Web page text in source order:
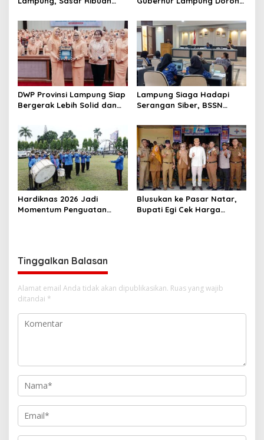
Sehat
Berbahasa Lampung
DWP Provinsi Lampung Siap
Bergerak Lebih Solid dan
Pembangunan Daerah
Lampung Siaga Hadapi
Serangan Siber, BSSN
di Kabupaten/Kota
Hardiknas 2026 Jadi
Momentum Penguatan
Blusukan ke Pasar Natar,
Bupati Egi Cek Harga
Tinggalkan Balasan
Alamat email Anda tidak akan dipublikasikan. Ruas yang wajib
ditandai *